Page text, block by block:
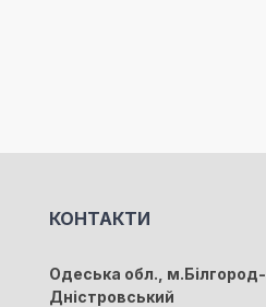
КОНТАКТИ
Одеська обл., м.Білгород-
Дністровський